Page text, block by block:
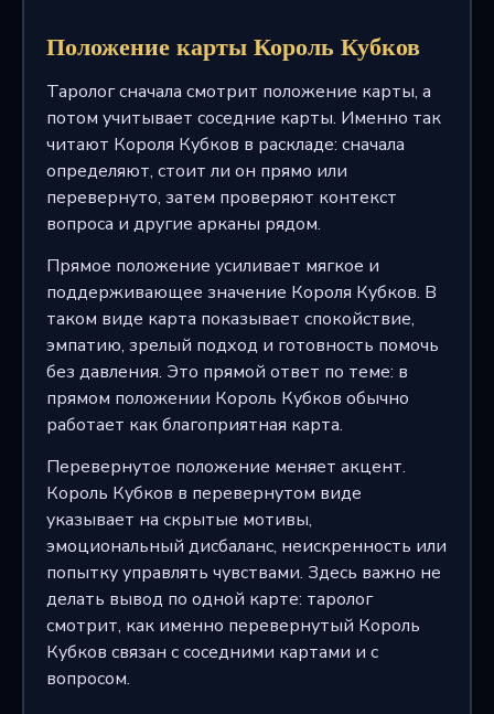
Положение карты Король Кубков
Таролог сначала смотрит положение карты, а
потом учитывает соседние карты. Именно так
читают Короля Кубков в раскладе: сначала
определяют, стоит ли он прямо или
перевернуто, затем проверяют контекст
вопроса и другие арканы рядом.
Прямое положение усиливает мягкое и
поддерживающее значение Короля Кубков. В
таком виде карта показывает спокойствие,
эмпатию, зрелый подход и готовность помочь
без давления. Это прямой ответ по теме: в
прямом положении Король Кубков обычно
работает как благоприятная карта.
Перевернутое положение меняет акцент.
Король Кубков в перевернутом виде
указывает на скрытые мотивы,
эмоциональный дисбаланс, неискренность или
попытку управлять чувствами. Здесь важно не
делать вывод по одной карте: таролог
смотрит, как именно перевернутый Король
Кубков связан с соседними картами и с
вопросом.